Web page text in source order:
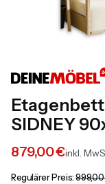
SIDNEY
879,00 €inkl.
Regulärer Preis: